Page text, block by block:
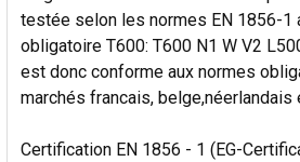
testée selon les normes EN 1856-1
obligatoire T600: T600 N1 W V2
est donc conforme aux normes
marchés francais, belge,néerlandais
Certification EN 1856 - 1 (EG-